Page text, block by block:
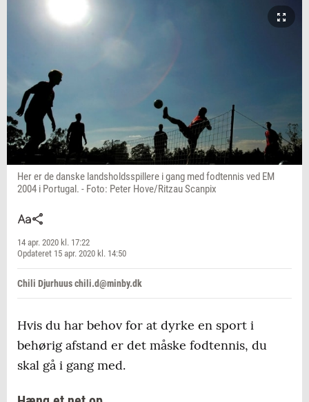
Her er de danske landsholdsspillere i gang med fodtennis ved EM
2004 i Portugal. - Foto: Peter Hove/Ritzau Scanpix
14 apr. 2020 kl. 17:22
Opdateret 15 apr. 2020 kl. 14:50
Chili Djurhuus chili.d@minby.dk
Hvis du har behov for at dyrke en sport i
behørig afstand er det måske fodtennis, du
skal gå i gang med.